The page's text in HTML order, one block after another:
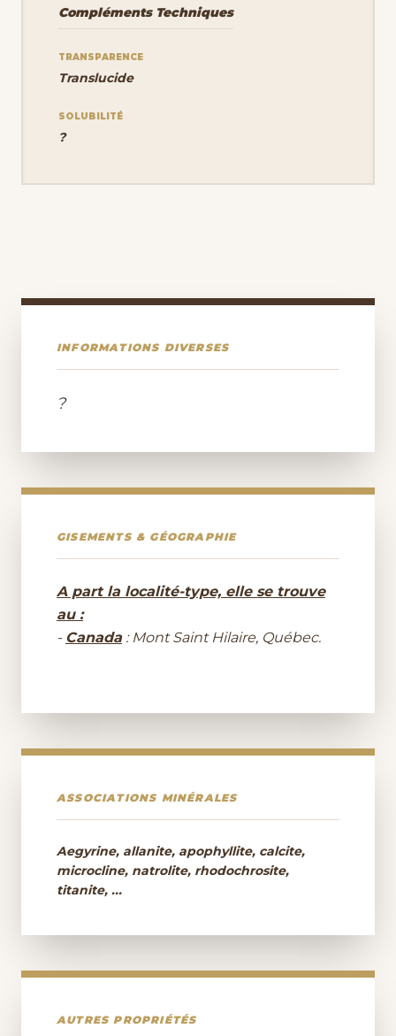
Compléments Techniques
TRANSPARENCE
Translucide
SOLUBILITÉ
?
INFORMATIONS DIVERSES
?
GISEMENTS & GÉOGRAPHIE
A part la localité-type, elle se trouve
au :
- Canada: Mont Saint Hilaire, Québec.
ASSOCIATIONS MINÉRALES
Aegyrine, allanite, apophyllite, calcite,
microcline, natrolite, rhodochrosite,
titanite, ...
AUTRES PROPRIÉTÉS